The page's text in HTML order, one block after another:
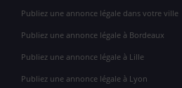
Publiez une annonce légale dans votre ville
Publiez une annonce légale à Bordeaux
Publiez une annonce légale à Lille
Publiez une annonce légale à Lyon